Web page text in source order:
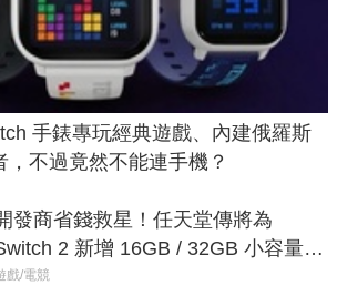
手錶專玩經典遊戲、內建俄羅斯
不過竟然不能連手機？
發商省錢救星！任天堂傳將為
2 新增 16GB / 32GB 小容量遊
卡的選擇
戲/電競